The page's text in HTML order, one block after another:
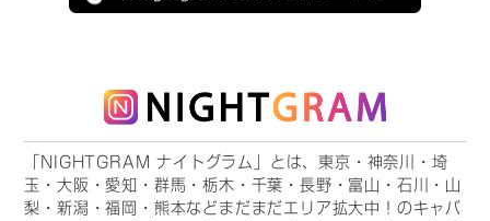
─────────────────────
▼ ① トレンドに敏感で抜群のノリを誇る「最高峰の美女キ
ャスト陣」
「NIGHTGRAM ナイトグラム」とは、東京・神奈川・埼
玉・大阪・愛知・群馬・栃木・千葉・長野・富山・石川・山
梨・新潟・福岡・熊本などまだまだエリア拡大中！のキャバ